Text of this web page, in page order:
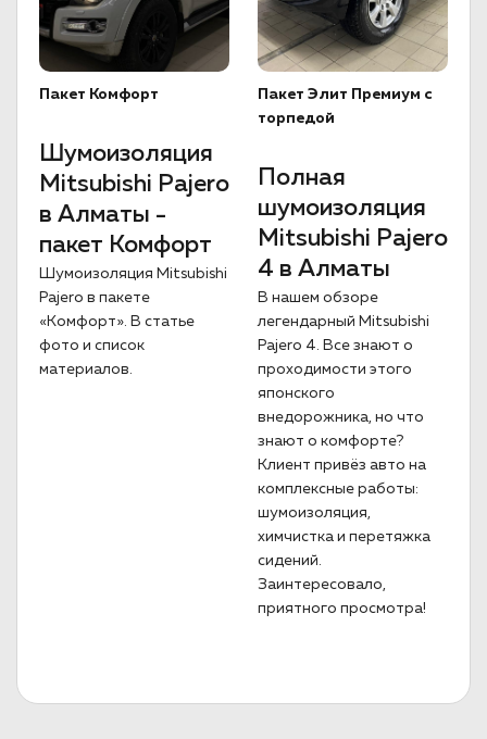
Пакет Комфорт
Шумоизоляция
Mitsubishi Pajero
в Алматы -
пакет Комфорт
Шумоизоляция Mitsubishi
Pajero в пакете
«Комфорт». В статье
фото и список
материалов.
Пакет Элит Премиум с
торпедой
Полная
шумоизоляция
Mitsubishi Pajero
4 в Алматы
В нашем обзоре
легендарный Mitsubishi
Pajero 4. Все знают о
проходимости этого
японского
внедорожника, но что
знают о комфорте?
Клиент привёз авто на
комплексные работы:
шумоизоляция,
химчистка и перетяжка
сидений.
Заинтересовало,
приятного просмотра!